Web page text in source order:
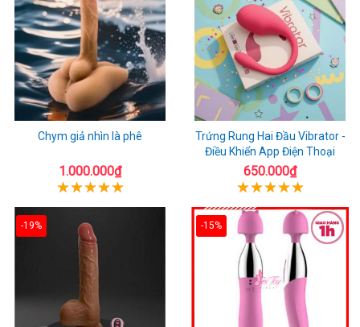
Chym giả nhìn là phê
1.000.000₫
Trứng Rung Hai Đầu Vibrator -
Điều Khiển App Điện Thoại
650.000₫
-19% -15%